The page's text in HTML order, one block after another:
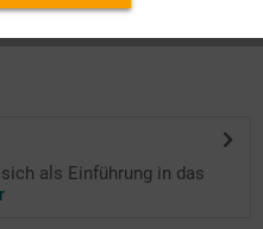
als Einführung in das